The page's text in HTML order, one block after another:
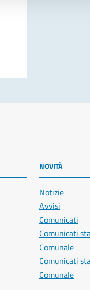
NOVITÀ
Notizie
Avvisi
Comunicati
Comunicati
Comunale
Comunicati
Comunale